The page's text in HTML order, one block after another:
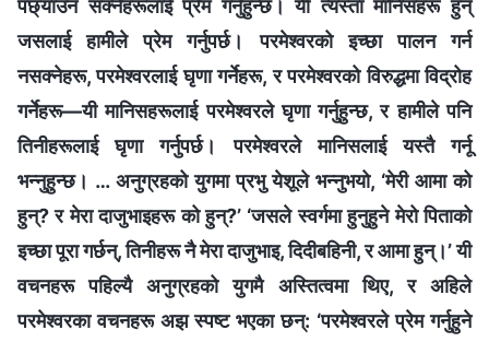
पछ्याउन सक्नेहरूलाई प्रेम गर्नुहुन्छ। यी त्यस्ता मानिसहरू हुन्
जसलाई हामीले प्रेम गर्नुपर्छ। परमेश्‍वरको इच्छा पालन गर्न
नसक्नेहरू, परमेश्‍वरलाई घृणा गर्नेहरू, र परमेश्‍वरको विरुद्धमा विद्रोह
गर्नेहरू—यी मानिसहरूलाई परमेश्‍वरले घृणा गर्नुहुन्छ, र हामीले पनि
तिनीहरूलाई घृणा गर्नुपर्छ। परमेश्‍वरले मानिसलाई यस्तै गर्नू
भन्नुहुन्छ। … अनुग्रहको युगमा प्रभु येशूले भन्नुभयो, ‘मेरी आमा को
हुन्? र मेरा दाजुभाइहरू को हुन्?’ ‘जसले स्वर्गमा हुनुहुने मेरो पिताको
इच्‍छा पूरा गर्छन्, तिनीहरू नै मेरा दाजुभाइ, दिदीबहिनी, र आमा हुन्।’ यी
वचनहरू पहिल्यै अनुग्रहको युगमै अस्तित्वमा थिए, र अहिले
परमेश्‍वरका वचनहरू अझ स्पष्ट भएका छन्: ‘परमेश्‍वरले प्रेम गर्नुहुने